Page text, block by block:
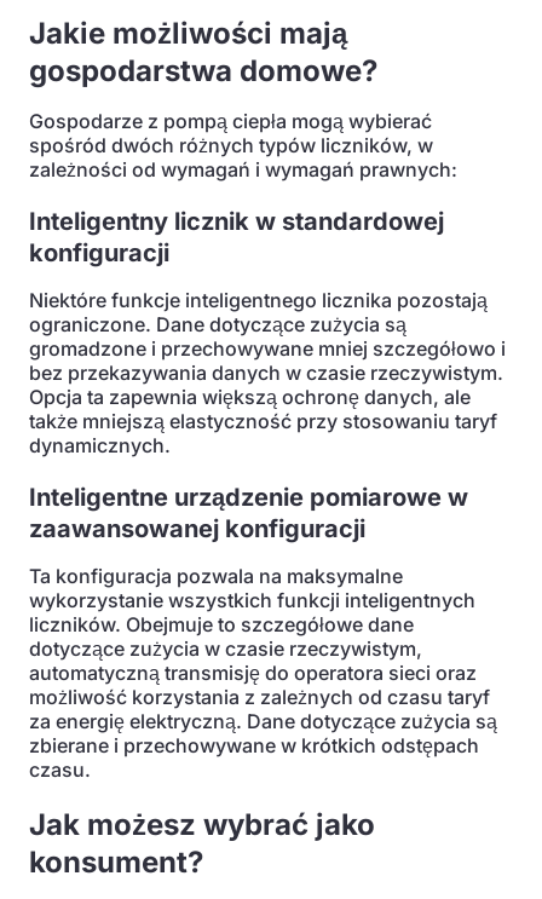
Jakie możliwości mają
gospodarstwa domowe?
Gospodarze z pompą ciepła mogą wybierać
spośród dwóch różnych typów liczników, w
zależności od wymagań i wymagań prawnych:
Inteligentny licznik w standardowej
konfiguracji
Niektóre funkcje inteligentnego licznika pozostają
ograniczone. Dane dotyczące zużycia są
gromadzone i przechowywane mniej szczegółowo i
bez przekazywania danych w czasie rzeczywistym.
Opcja ta zapewnia większą ochronę danych, ale
także mniejszą elastyczność przy stosowaniu taryf
dynamicznych.
Inteligentne urządzenie pomiarowe w
zaawansowanej konfiguracji
Ta konfiguracja pozwala na maksymalne
wykorzystanie wszystkich funkcji inteligentnych
liczników. Obejmuje to szczegółowe dane
dotyczące zużycia w czasie rzeczywistym,
automatyczną transmisję do operatora sieci oraz
możliwość korzystania z zależnych od czasu taryf
za energię elektryczną. Dane dotyczące zużycia są
zbierane i przechowywane w krótkich odstępach
czasu.
Jak możesz wybrać jako
konsument?